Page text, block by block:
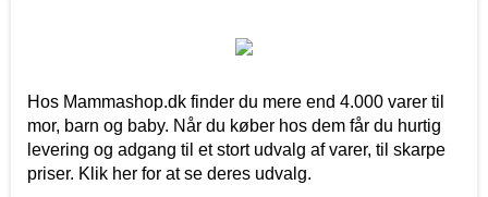
Hos Mammashop.dk finder du mere end 4.000 varer til
mor, barn og baby. Når du køber hos dem får du hurtig
levering og adgang til et stort udvalg af varer, til skarpe
priser. Klik her for at se deres udvalg.